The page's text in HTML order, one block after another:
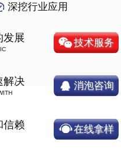
深挖行业应用
发展
解决
信赖
技术服务
消泡咨询
在线拿样